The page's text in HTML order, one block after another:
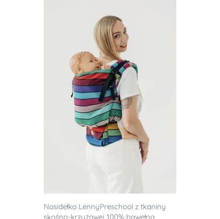
Nosidełko LennyPreschool z tkaniny
skośno-krzyżowej 100% bawełna,